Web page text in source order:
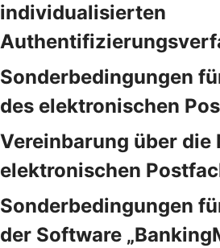
individualisierten
Sonderbedingungen
des elektronischen
Vereinbarung über die
elektronischen
Sonderbedingungen
der Software